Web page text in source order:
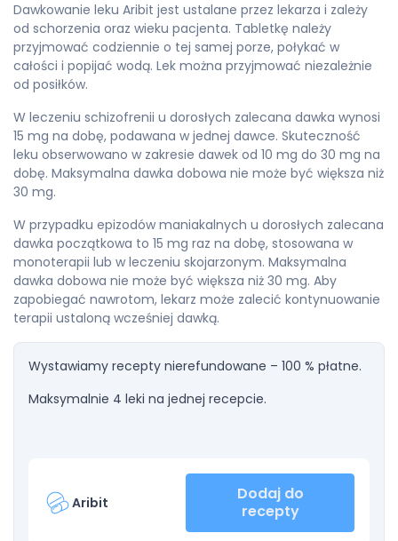
Dawkowanie leku Aribit jest ustalane przez lekarza i zależy
od schorzenia oraz wieku pacjenta. Tabletkę należy
przyjmować codziennie o tej samej porze, połykać w
całości i popijać wodą. Lek można przyjmować niezależnie
od posiłków.
W leczeniu schizofrenii u dorosłych zalecana dawka wynosi
15 mg na dobę, podawana w jednej dawce. Skuteczność
leku obserwowano w zakresie dawek od 10 mg do 30 mg na
dobę. Maksymalna dawka dobowa nie może być większa niż
30 mg.
W przypadku epizodów maniakalnych u dorosłych zalecana
dawka początkowa to 15 mg raz na dobę, stosowana w
monoterapii lub w leczeniu skojarzonym. Maksymalna
dawka dobowa nie może być większa niż 30 mg. Aby
zapobiegać nawrotom, lekarz może zalecić kontynuowanie
terapii ustaloną wcześniej dawką.
Wystawiamy recepty nierefundowane – 100 % płatne.
Maksymalnie 4 leki na jednej recepcie.
Aribit
Dodaj do
recepty